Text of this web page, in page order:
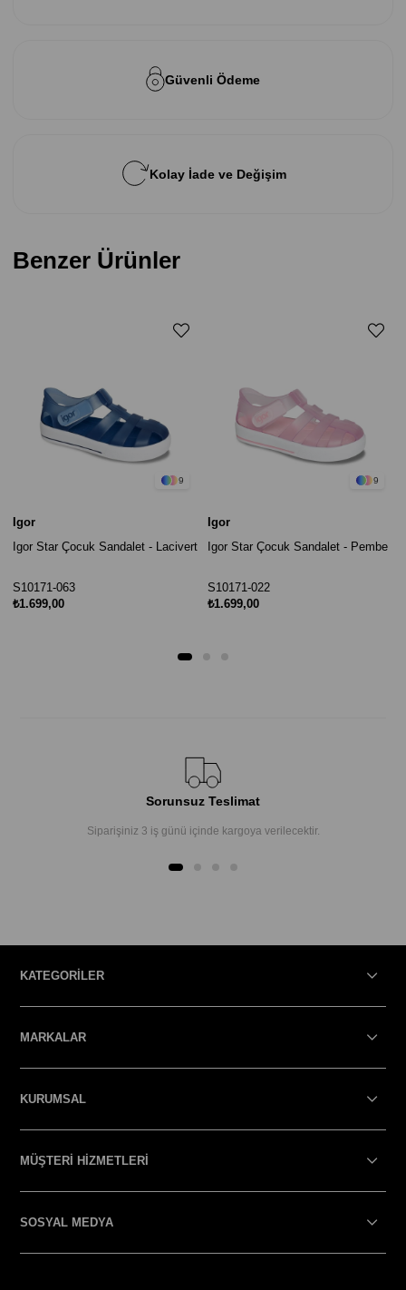
Güvenli Ödeme
Kolay İade ve Değişim
Benzer Ürünler
9
Igor
Igor Star Çocuk Sandalet - Lacivert
S10171-063
₺1.699,00
9
Igor
Igor Star Çocuk Sandalet - Pembe
S10171-022
₺1.699,00
Sorunsuz Teslimat
Siparişiniz 3 iş günü içinde kargoya verilecektir.
KATEGORİLER
MARKALAR
KURUMSAL
MÜŞTERİ HİZMETLERİ
SOSYAL MEDYA